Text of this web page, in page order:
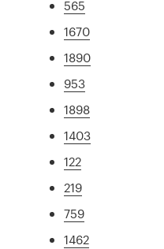
565
1670
1890
953
1898
1403
122
219
759
1462